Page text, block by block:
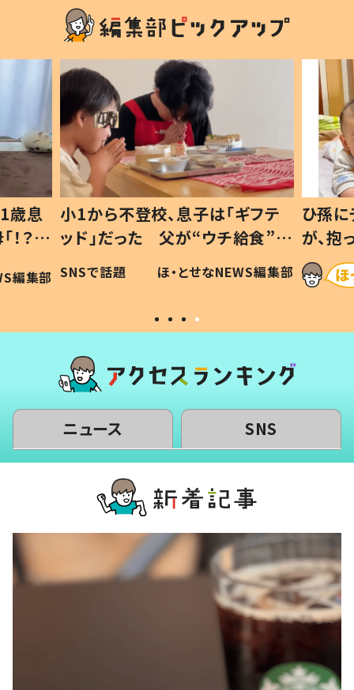
歳息
？」
編集部
小1から不登校、息子は「ギフテ
ッド」だった 父が“ウチ給食”を
作り続ける理由とは #令和の親
#令和の子
SNSで話題 ほ・とせなNEWS編集部
ひ孫
が、
「涙が
い」
ニュース SNS